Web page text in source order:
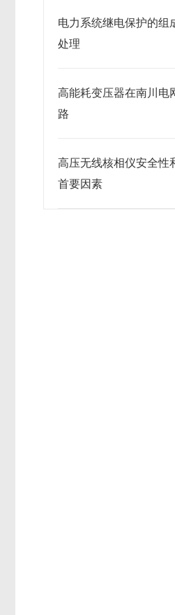
电力系统继电保护的组
处理
高能耗变压器在南川电
路
高压无线核相仪安全性
首要因素